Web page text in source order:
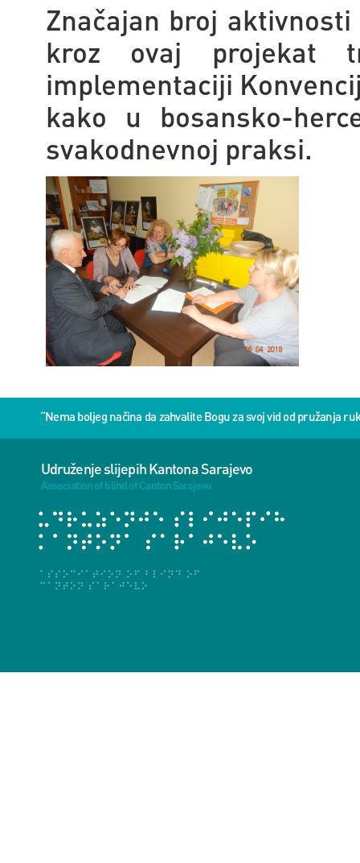
Značajan broj
kroz ovaj projekat
implementaciji
kako u bosansko-
svakodnevnoj praksi.
“Nema boljeg načina da zahvalite Bogu za svoj vid od pružanja
Udruženje slijepih Kantona Sarajevo
Association of blind of Canton Sarajevo